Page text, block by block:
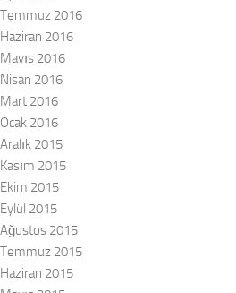
Temmuz 2016
Haziran 2016
Mayıs 2016
Nisan 2016
Mart 2016
Ocak 2016
Aralık 2015
Kasım 2015
Ekim 2015
Eylül 2015
Ağustos 2015
Temmuz 2015
Haziran 2015